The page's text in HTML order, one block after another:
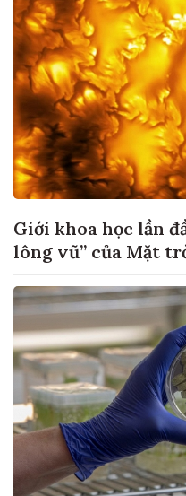
Giới khoa học lần
lông vũ” của Mặt